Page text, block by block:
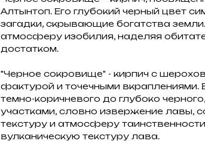
Алтынтоп. Его глубокий черный цвет
загадки, скрывающие богатства
атмосферу изобилия, наделяя
достатком.
"Черное сокровище" - кирпич с
фактурой и точечными вкраплениями.
темно-коричневого до глубоко
участками, словно извержение лавы,
текстуру и атмосферу
вулканическую текстуру лава.